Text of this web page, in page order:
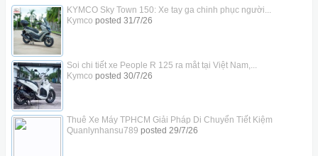
KYMCO Sky Town 150: Xe tay ga chinh phục người...
Kymco posted 31/7/26
Soi chi tiết xe People R 125 ra mắt tại Việt Nam,...
Kymco posted 30/7/26
Thuê Xe Máy TPHCM Giải Pháp Di Chuyển Tiết Kiệm
Quanlynhansu789 posted 29/7/26